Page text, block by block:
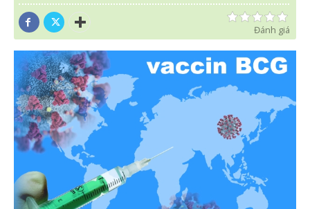
Đánh giá